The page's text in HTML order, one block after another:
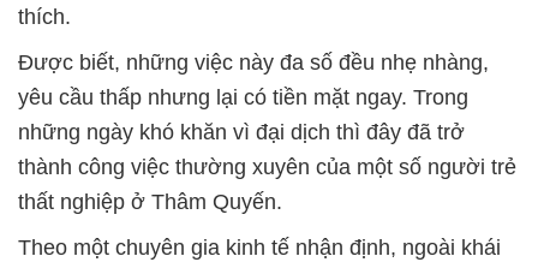
thích.
Được biết, những việc này đa số đều nhẹ nhàng,
yêu cầu thấp nhưng lại có tiền mặt ngay. Trong
những ngày khó khăn vì đại dịch thì đây đã trở
thành công việc thường xuyên của một số người trẻ
thất nghiệp ở Thâm Quyến.
Theo một chuyên gia kinh tế nhận định, ngoài khái